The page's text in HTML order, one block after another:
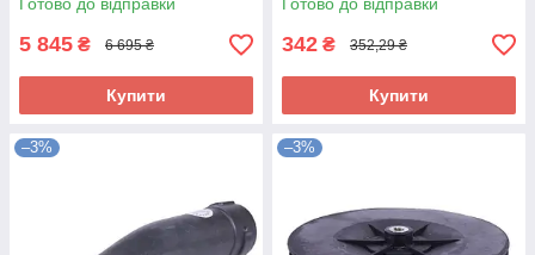
5 845 ₴ 6 695 ₴
Купити
342 ₴ 352,29 ₴
Купити
–3% –3%